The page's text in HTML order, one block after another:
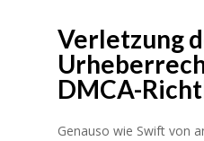
Verletzung
DMCA-
Genauso wie Swift von